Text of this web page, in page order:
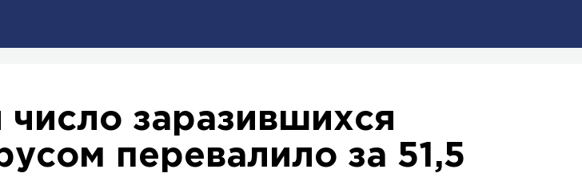
число заразившихся
перевалило за 51,5